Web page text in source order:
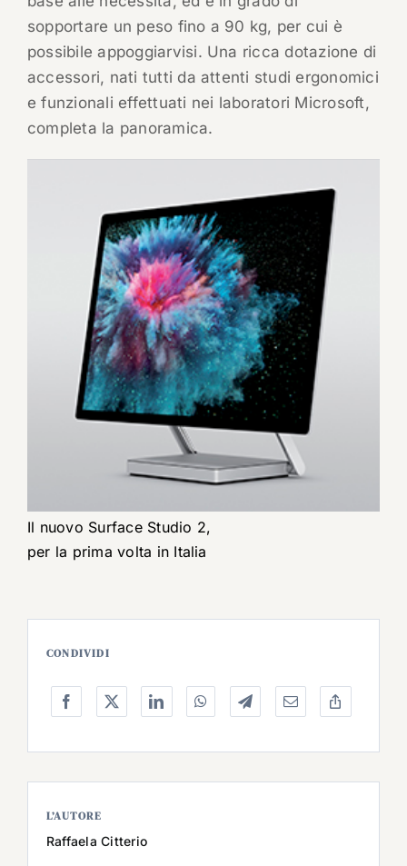
sopportare un peso fino a 90 kg, per cui è
possibile appoggiarvisi. Una ricca dotazione di
accessori, nati tutti da attenti studi ergonomici
e funzionali effettuati nei laboratori Microsoft,
completa la panoramica.
Il nuovo Surface Studio 2,
per la prima volta in Italia
CONDIVIDI
L’AUTORE
Raffaela Citterio